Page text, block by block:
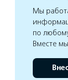
Мы
по
Вместе